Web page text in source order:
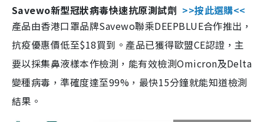
Savewo新型冠狀病毒快速抗原測試劑 >>按此選購<<
產品由香港口罩品牌Savewo聯乘DEEPBLUE合作推出，
抗疫優惠價低至$18買到。產品已獲得歐盟CE認證，主
要以採集鼻液樣本作檢測，能有效檢測Omicron及Delta
變種病毒，準確度達至99%，最快15分鐘就能知道檢測
結果。